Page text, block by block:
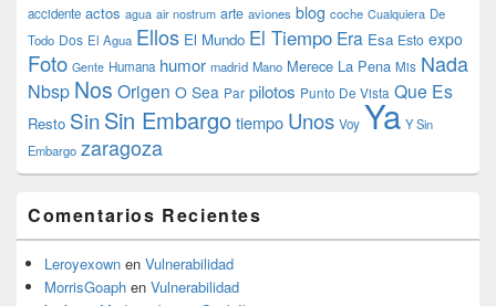
accidente actos agua air nostrum arte aviones blog coche Cualquiera De
Todo Dos El Agua Ellos El Mundo El Tiempo Era Esa Esto expo
Foto Gente Humana humor madrid Mano Merece La Pena Mis Nada
Nbsp Nos Origen O Sea Par pilotos Punto De Vista Que Es
Resto SinSin Embargotiempo Unos Voy Ya Y Sin
Embargo zaragoza
Comentarios Recientes
Leroyexown en Vulnerabilidad
MorrisGoaph en Vulnerabilidad